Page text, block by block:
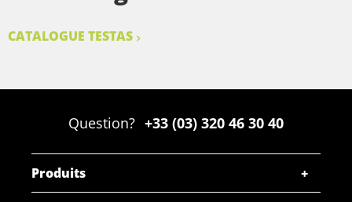
CATALOGUE TESTAS
Question? +33 (03) 320 46 30 40
Produits